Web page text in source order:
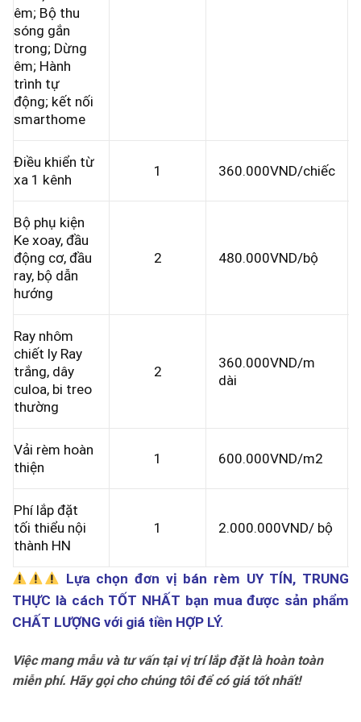
êm; Bộ thu
sóng gắn
trong; Dừng
êm; Hành
trình tự
động; kết nối
smarthome
Điều khiển từ
xa 1 kênh
1 360.000VND/chiếc
Bộ phụ kiện
Ke xoay, đầu
động cơ, đầu
ray, bộ dẫn
hướng
2 480.000VND/bộ
Ray nhôm
chiết ly Ray
trắng, dây
culoa, bi treo
thường
2
360.000VND/m
dài
Vải rèm hoàn
thiện
1 600.000VND/m2
Phí lắp đặt
tối thiểu nội
thành HN
1 2.000.000VND/ bộ
Lựa chọn đơn vị bán rèm UY TÍN, TRUNG
THỰC là cách TỐT NHẤT bạn mua được sản phẩm
CHẤT LƯỢNG với giá tiền HỢP LÝ.
Việc mang mẫu và tư vấn tại vị trí lắp đặt là hoàn toàn
miễn phí. Hãy gọi cho chúng tôi để có giá tốt nhất!